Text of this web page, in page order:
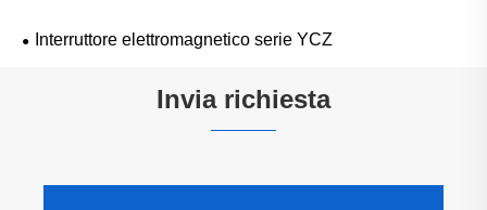
Interruttore elettromagnetico serie YCZ
Invia richiesta